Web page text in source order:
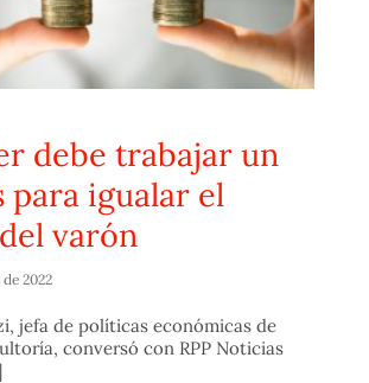
debe trabajar un
para igualar el
varón
2022
jefa de políticas económicas de
conversó con RPP Noticias